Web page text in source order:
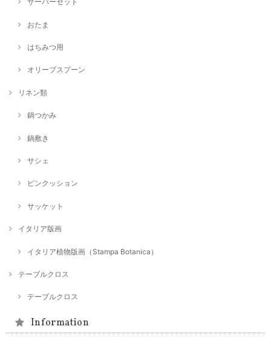
おたま
はちみつ用
オリーブスプーン
リネン類
鍋つかみ
鍋敷き
サシェ
ピンクッション
サッケット
イタリア版画
イタリア植物版画（Stampa Botanica）
テーブルクロス
テーブルクロス
Information